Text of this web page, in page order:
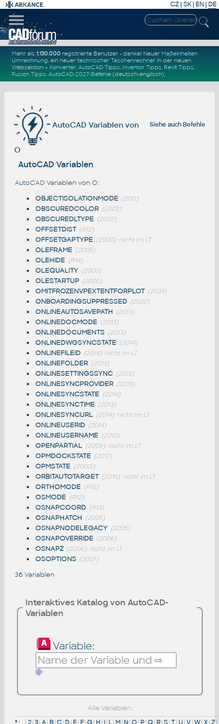
CZ | SK| EN | DE
Mehr als1.130.000 registrierte Benutzer - danke! Neuer Maßeinheiten
Umrechnung, ein neuertechnischer Taschenrechner in der neuen
Websektion – Konverter.AutoCAD Tipps, Inventor Tipps, Revit Tipps,
Fusion Tipps.AutoCAD-2027-Befehle (deutsch-englisch).
Siehe auchBefehle
AutoCAD Variablen von
O
AutoCAD Variablen
AutoCAD Variablen von O:
OBJECTISOLATIONMODE (2011)
OBSCUREDCOLOR (2002)
OBSCUREDLTYPE (2002)
OFFSETDIST (R12)
OFFSETGAPTYPE (2000) nicht im LT
OLEFRAME (2005)
OLEHIDE (R14)
OLEQUALITY (2000)
OLESTARTUP (2000)
OMITFROZENVPEXTENTFORPLOT (2024)
ONBOARDINGSUPPRESSED (2022)
ONLINEAUTOSAVEPATH (2013)
ONLINEDOCMODE (2013)
ONLINEDOCUMENTS (2013)
ONLINEDWGSYNCSTATE (2014)
ONLINEFILEID (2014) nicht im LT
ONLINEFOLDER (2013)
ONLINESETTINGSSYNC (2013)
ONLINESYNCPROVIDER (2013)
ONLINESYNCSTATE (2014)
ONLINESYNCTIME (2013)
ONLINESYNCURL (2014) nicht im LT
ONLINEUSERID (2014)
ONLINEUSERNAME (2013)
OPENPARTIAL (2009) nicht im LT
OPMDOCKSTATE (2017)
OPMSTATE (2000i)
ORBITAUTOTARGET (2015) nicht im LT
ORTHOMODE (R12)
OSMODE (R12)
OSNAPCOORD (R13)
OSNAPHATCH (2005)
OSNAPNODELEGACY (2005)
OSNAPOVERRIDE (2006)
OSNAPZ (2006) nicht im LT
OSOPTIONS (2007)
36 Variablen
Interaktives Katalog von AutoCAD-
Variablen
Variable:
Alle Variablen: